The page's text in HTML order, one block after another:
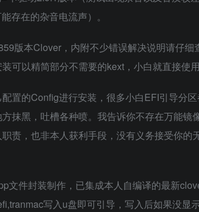
存在的杂音电流声）。
版本Clover，内附不少错误解决说明请仔
可以精简部分不需要的kext，小白就直接使
置的Config进行安装，很多小白EFI引导分
抹黑，吐槽各种喷。我告诉你不存在万能
责，也非本人获利手段，没有义务接受你
文件封装制作，已集成本人自编译的最新
写入u盘即可引导，写入后如果没显